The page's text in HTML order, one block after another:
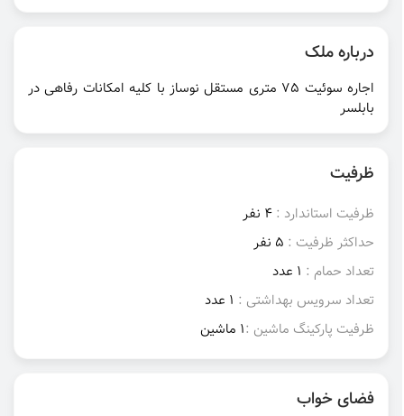
درباره ملک
اجاره سوئیت 75 متری مستقل نوساز با کلیه امکانات رفاهی در
بابلسر
ظرفیت
ظرفیت استاندارد : 4 نفر
حداکثر ظرفیت : 5 نفر
تعداد حمام : 1 عدد
تعداد سرویس بهداشتی : 1 عدد
ظرفیت پارکینگ ماشین :1 ماشین
فضای خواب